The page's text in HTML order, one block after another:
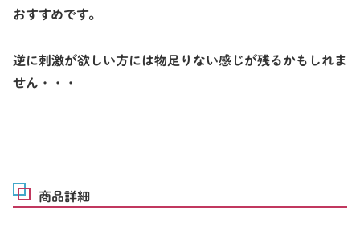
おすすめです。
逆に刺激が欲しい方には物足りない感じが残るかもしれま
せん・・・
商品詳細